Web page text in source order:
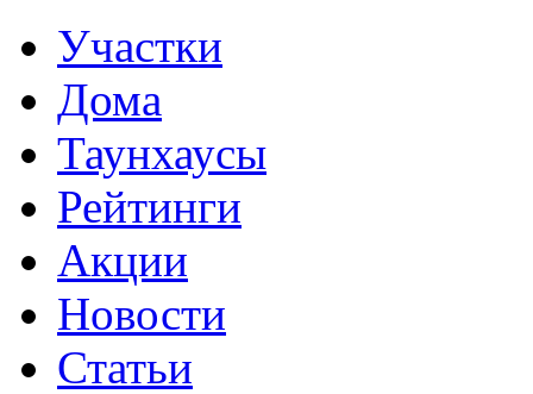
Участки
Дома
Таунхаусы
Рейтинги
Акции
Новости
Статьи